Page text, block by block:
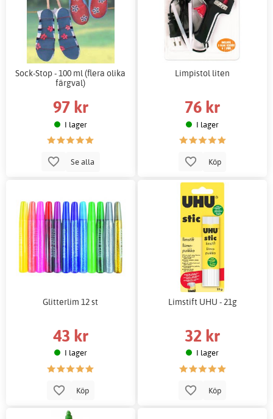
Sock-Stop - 100 ml (flera olika
färgval)
97 kr
I lager
Se alla
Limpistol liten
76 kr
I lager
Köp
Glitterlim 12 st
43 kr
I lager
Köp
Limstift UHU - 21g
32 kr
I lager
Köp